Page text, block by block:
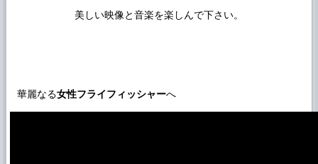
美しい映像と音楽を楽しんで下さい。
華麗なる女性フライフィッシャーへ